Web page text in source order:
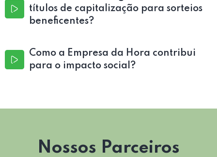
títulos de capitalização para sorteios
beneficentes?
Como a Empresa da Hora contribui
para o impacto social?
Nossos Parceiros